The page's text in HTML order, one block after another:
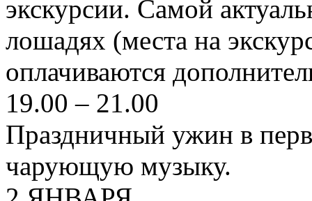
экскурсии. Самой
лошадях (места на
оплачиваются
19.00 – 21.00
Праздничный ужин в
чарующую музыку.